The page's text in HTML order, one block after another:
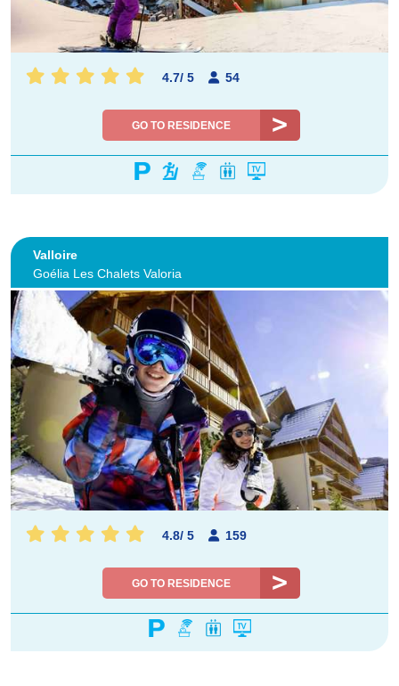
4.7/ 5 54
GO TO RESIDENCE
Valloire
Goélia Les Chalets Valoria
4.8/ 5 159
GO TO RESIDENCE